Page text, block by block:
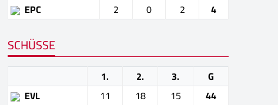
EPC
2 0 2 4
SCHÜSSE
1. 2. 3.
G
EVL
11 18 15
44